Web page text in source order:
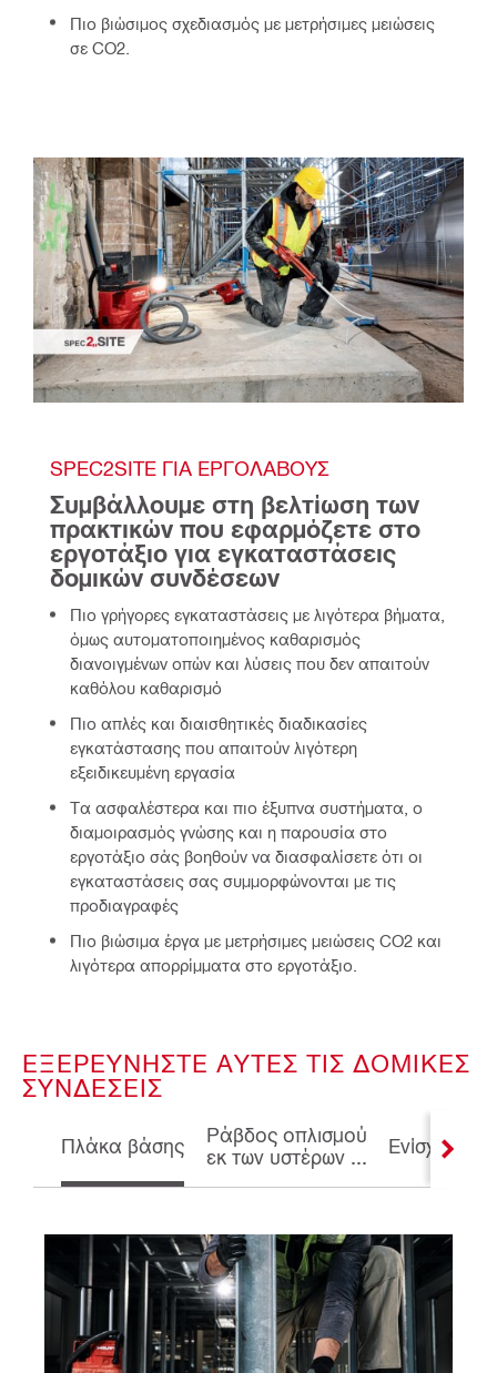
Πιο βιώσιμος σχεδιασμός με μετρήσιμες μειώσεις
σε CO2.
SPEC2SITE ΓΙΑ ΕΡΓΟΛΆΒΟΥΣ
Συμβάλλουμε στη βελτίωση των
πρακτικών που εφαρμόζετε στο
εργοτάξιο για εγκαταστάσεις
δομικών συνδέσεων
Πιο γρήγορες εγκαταστάσεις με λιγότερα βήματα,
όμως αυτοματοποιημένος καθαρισμός
διανοιγμένων οπών και λύσεις που δεν απαιτούν
καθόλου καθαρισμό
Πιο απλές και διαισθητικές διαδικασίες
εγκατάστασης που απαιτούν λιγότερη
εξειδικευμένη εργασία
Τα ασφαλέστερα και πιο έξυπνα συστήματα, ο
διαμοιρασμός γνώσης και η παρουσία στο
εργοτάξιο σάς βοηθούν να διασφαλίσετε ότι οι
εγκαταστάσεις σας συμμορφώνονται με τις
προδιαγραφές
Πιο βιώσιμα έργα με μετρήσιμες μειώσεις CO2 και
λιγότερα απορρίμματα στο εργοτάξιο.
ΕΞΕΡΕΥΝΉΣΤΕ ΑΥΤΈΣ ΤΙΣ ΔΟΜΙΚΈΣ
ΣΥΝΔΈΣΕΙΣ
Πλάκα βάσης
Ράβδος οπλισμού
εκ των υστέρων ...
Ενίσχυση